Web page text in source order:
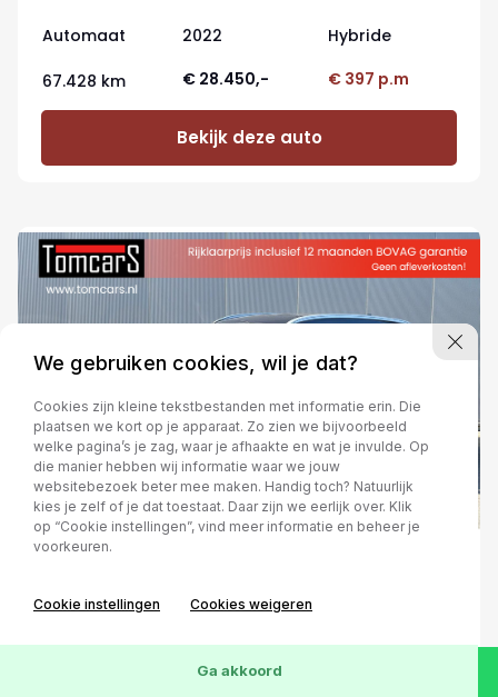
Automaat 2022 Hybride
67.428 km € 28.450,- € 397 p.m
Bekijk deze auto
1.6 T-GDi 177PK Premium
We gebruiken cookies, wil je dat?
Cookies zijn kleine tekstbestanden met informatie erin. Die
plaatsen we kort op je apparaat. Zo zien we bijvoorbeeld
welke pagina’s je zag, waar je afhaakte en wat je invulde. Op
die manier hebben wij informatie waar we jouw
websitebezoek beter mee maken. Handig toch? Natuurlijk
kies je zelf of je dat toestaat. Daar zijn we eerlijk over. Klik
op “Cookie instellingen”, vind meer informatie en beheer je
voorkeuren.
Cookie instellingen Cookies weigeren
Ga akkoord